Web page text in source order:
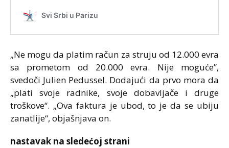
„Ne mogu da platim račun za struju od 12.000 evra
sa prometom od 20.000 evra. Nije moguće”,
svedoči Julien Pedussel. Dodajući da prvo mora da
„plati svoje radnike, svoje dobavljače i druge
troškove“. „Ova faktura je ubod, to je da se ubiju
zanatlije“, objašnjava on.
nastavak na sledećoj strani